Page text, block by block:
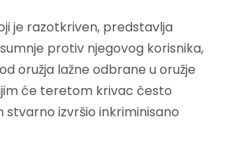
je razotkriven, predstavlja
protiv njegovog korisnika,
oružja lažne odbrane u oružje
će teretom krivac često
stvarno izvršio inkriminisano